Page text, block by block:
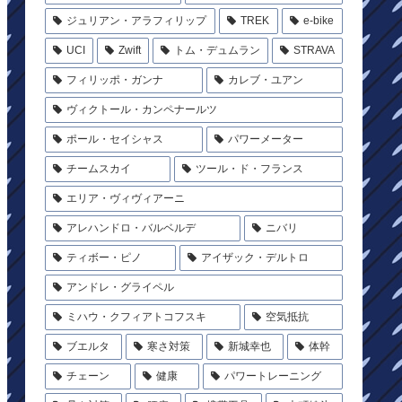
ジュリアン・アラフィリップ TREK e-bike
UCI Zwift トム・デュムラン STRAVA
フィリッポ・ガンナ カレブ・ユアン
ヴィクトール・カンペナールツ
ポール・セイシャス パワーメーター
チームスカイ ツール・ド・フランス
エリア・ヴィヴィアーニ
アレハンドロ・バルベルデ ニバリ
ティボー・ピノ アイザック・デルトロ
アンドレ・グライペル
ミハウ・クフィアトコフスキ 空気抵抗
ブエルタ 寒さ対策 新城幸也 体幹
チェーン 健康 パワートレーニング